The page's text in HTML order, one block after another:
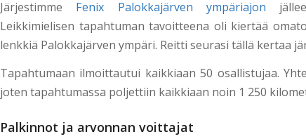
Järjestimme Fenix Palokkajärven ympäriajon
Leikkimielisen tapahtuman tavoitteena oli kiertää
lenkkiä Palokkajärven ympäri. Reitti seurasi tällä kertaa
Tapahtumaan ilmoittautui kaikkiaan 50 osallistujaa.
joten tapahtumassa poljettiin kaikkiaan noin 1 250
Palkinnot ja arvonnan voittajat